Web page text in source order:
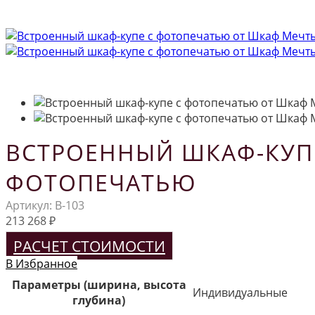
ВСТРОЕННЫЙ ШКАФ-
ФОТОПЕЧАТЬЮ
Артикул: В-103
213 268₽
РАСЧЕТ СТОИМОСТИ
В Избранное
Параметры (ширина, высота
глубина)
Индивидуальные